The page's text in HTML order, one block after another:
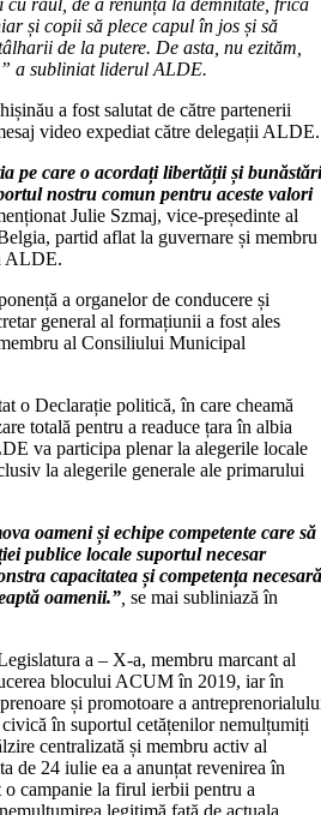
și copii să plece capul în jos și să
de la putere. De asta, nu ezităm,
a subliniat liderul ALDE.
a fost salutat de către partenerii
video expediat către delegații ALDE.
pe care o acordați libertății și
nostru comun pentru aceste valori
Julie Szmaj, vice-președinte al
partid aflat la guvernare și membru
ALDE.
a organelor de conducere și
general al formațiunii a fost ales
al Consiliului Municipal
o Declarație politică, în care cheamă
totală pentru a readuce țara în albia
va participa plenar la alegerile locale
la alegerile generale ale primarului
oameni și echipe competente care să
publice locale suportul necesar
capacitatea și competența necesară
oamenii.” se mai subliniază în
a – X-a, membru marcant al
blocului ACUM în 2019, iar în
și promotoare a
în suportul cetățenilor nemulțumiți
centralizată și membru activ al
de 24 iulie ea a anunțat revenirea în
campanie la firul ierbii pentru a
legitimă față de actuala